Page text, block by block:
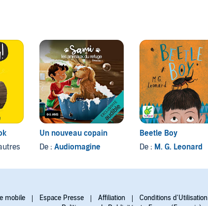
Un nouveau copain
De :Audiomagine
Beetle Boy
De : M. G. Leonard
mobile Espace Presse Affiliation Conditions d'Utilisation